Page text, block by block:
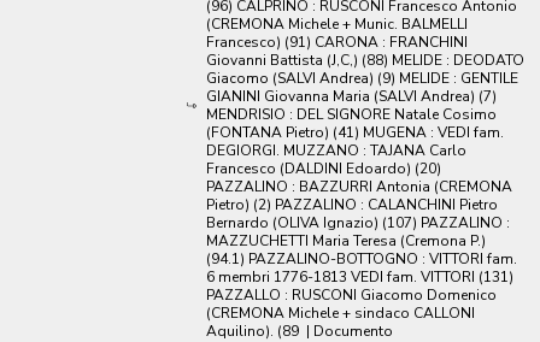
(96) CALPRINO : RUSCONI Francesco Antonio
(CREMONA Michele + Munic. BALMELLI
Francesco) (91) CARONA : FRANCHINI
Giovanni Battista (J,C,) (88) MELIDE : DEODATO
Giacomo (SALVI Andrea) (9) MELIDE : GENTILE
GIANINI Giovanna Maria (SALVI Andrea) (7)
MENDRISIO : DEL SIGNORE Natale Cosimo
(FONTANA Pietro) (41) MUGENA : VEDI fam.
DEGIORGI. MUZZANO : TAJANA Carlo
Francesco (DALDINI Edoardo) (20)
PAZZALINO : BAZZURRI Antonia (CREMONA
Pietro) (2) PAZZALINO : CALANCHINI Pietro
Bernardo (OLIVA Ignazio) (107) PAZZALINO :
MAZZUCHETTI Maria Teresa (Cremona P.)
(94.1) PAZZALINO-BOTTOGNO : VITTORI fam.
6 membri 1776-1813 VEDI fam. VITTORI (131)
PAZZALLO : RUSCONI Giacomo Domenico
(CREMONA Michele + sindaco CALLONI
Aquilino). (89 | Documento